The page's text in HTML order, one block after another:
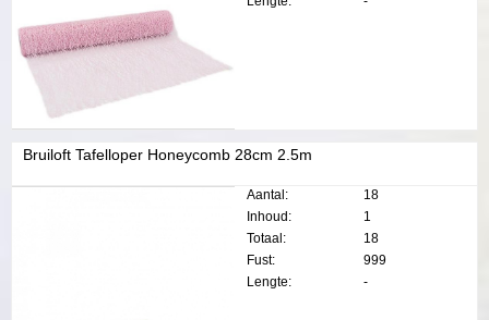
Bruiloft Tafelloper Honeycomb 28cm 2.5m
Aantal:
18
Inhoud:
1
Totaal:
18
Fust:
999
Lengte:
-